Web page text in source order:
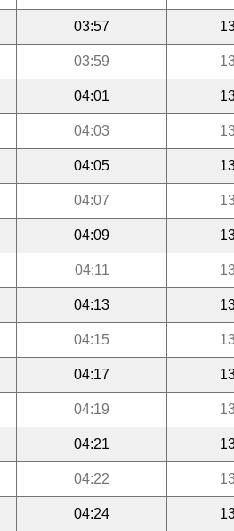
03:57
03:59
04:01
04:03
04:05
04:07
04:09
04:11
04:13
04:15
04:17
04:19
04:21
04:22
04:24